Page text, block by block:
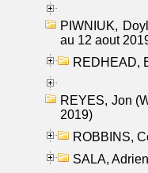
PIWNIUK,
au 12 aout
REDHEAD,
REYES, Jon
2019)
ROBBINS,
SALA,